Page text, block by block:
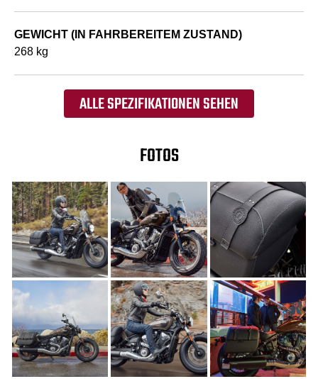
GEWICHT (IN FAHRBEREITEM ZUSTAND)
268 kg
ALLE SPEZIFIKATIONEN SEHEN
FOTOS